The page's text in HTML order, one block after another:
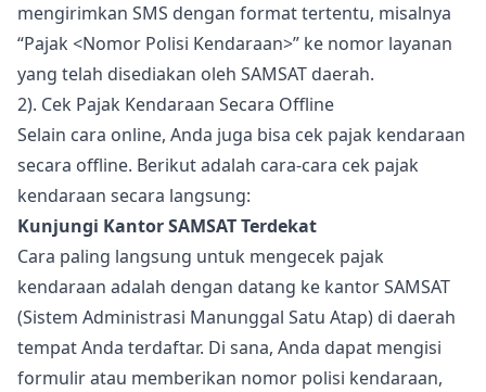
mengirimkan SMS dengan format tertentu, misalnya
“Pajak <Nomor Polisi Kendaraan>” ke nomor layanan
yang telah disediakan oleh SAMSAT daerah.
2). Cek Pajak Kendaraan Secara Offline
Selain cara online, Anda juga bisa cek pajak kendaraan
secara offline. Berikut adalah cara-cara cek pajak
kendaraan secara langsung:
Kunjungi Kantor SAMSAT Terdekat
Cara paling langsung untuk mengecek pajak
kendaraan adalah dengan datang ke kantor SAMSAT
(Sistem Administrasi Manunggal Satu Atap) di daerah
tempat Anda terdaftar. Di sana, Anda dapat mengisi
formulir atau memberikan nomor polisi kendaraan,